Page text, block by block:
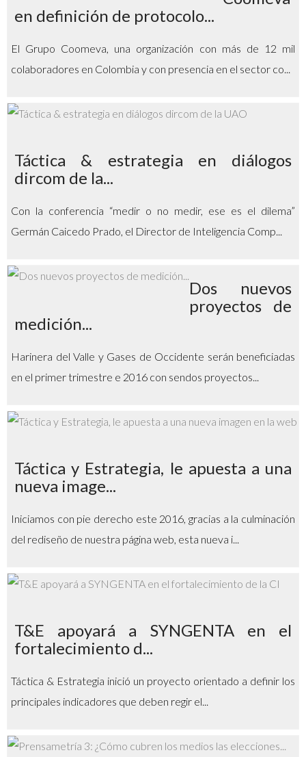
en definición de protocolo...
El Grupo Coomeva, una organización con más de 12 mil
colaboradores en Colombia y con presencia en el sector co...
Táctica & estrategia en diálogos
dircom de la...
Con la conferencia “medir o no medir, ese es el dilema”
Germán Caicedo Prado, el Director de Inteligencia Comp...
Dos nuevos
proyectos de
medición...
Harinera del Valle y Gases de Occidente serán beneficiadas
en el primer trimestre e 2016 con sendos proyectos...
Táctica y Estrategia, le apuesta a una
nueva image...
Iniciamos con pie derecho este 2016, gracias a la culminación
del rediseño de nuestra página web, esta nueva i...
T&E apoyará a SYNGENTA en el
fortalecimiento d...
Táctica & Estrategia inició un proyecto orientado a definir los
principales indicadores que deben regir el...